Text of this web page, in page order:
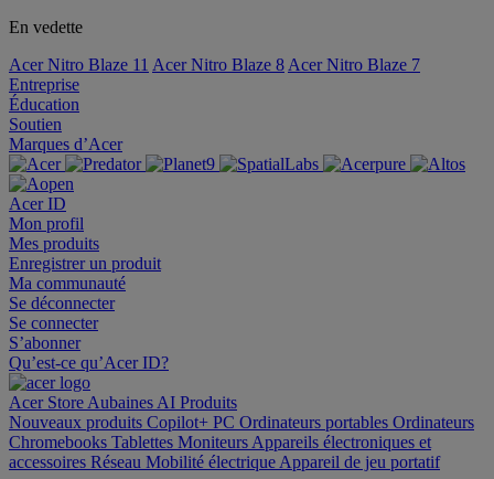
En vedette
Acer Nitro Blaze 11 Acer Nitro Blaze 8 Acer Nitro Blaze 7
Entreprise
Éducation
Soutien
Marques d’Acer
Acer ID
Mon profil
Mes produits
Enregistrer un produit
Ma communauté
Se déconnecter
Se connecter
S’abonner
Qu’est-ce qu’Acer ID?
Acer Store Aubaines AI Produits
Nouveaux produits Copilot+ PC Ordinateurs portables Ordinateurs
Chromebooks Tablettes Moniteurs Appareils électroniques et
accessoires Réseau Mobilité électrique Appareil de jeu portatif